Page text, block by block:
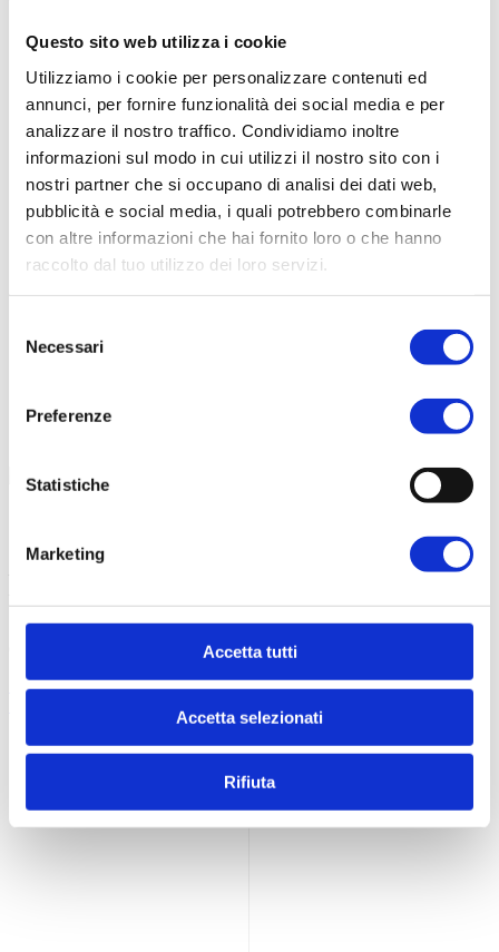
Questo sito web utilizza i cookie
Utilizziamo i cookie per personalizzare contenuti ed
annunci, per fornire funzionalità dei social media e per
analizzare il nostro traffico. Condividiamo inoltre
informazioni sul modo in cui utilizzi il nostro sito con i
nostri partner che si occupano di analisi dei dati web,
pubblicità e social media, i quali potrebbero combinarle
con altre informazioni che hai fornito loro o che hanno
raccolto dal tuo utilizzo dei loro servizi.
delNecessari
Preferenze
Statistiche
Marketing
Accetta tutti
Accetta selezionati
Rifiuta
Scarica il catalogo
Scarica Valori Nutrizionali
Contattaci
Calcolatore peso ideale
Logistica Food s.r.l.
Viale S. Tinozzi, 17
65024 Manoppello (PE) - IT
+39 085 8561895